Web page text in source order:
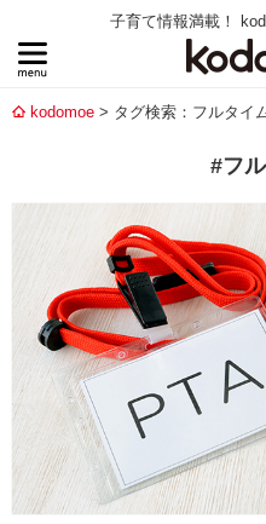
子育て情報満載！
kodomoe タグ検索：フルタイ
#フ